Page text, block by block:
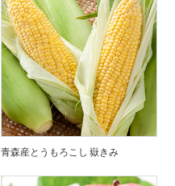
青森産とうもろこし 嶽きみ